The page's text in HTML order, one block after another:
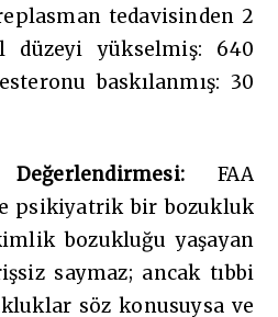
tedavisinden 2
düzeyi yükselmiş: 640
baskılanmış: 30
Değerlendirmesi: FAA
psikiyatrik bir bozukluk
bozukluğu yaşayan
saymaz; ancak tıbbi
söz konusuysa ve